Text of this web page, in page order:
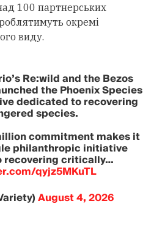
100 партнерських
окремі
виду.
Re:wild and the Bezos
the Phoenix Species
dedicated to recovering
species.
commitment makes it
philanthropic initiative
recovering critically…
qyjz5MKuTL
August 4, 2026